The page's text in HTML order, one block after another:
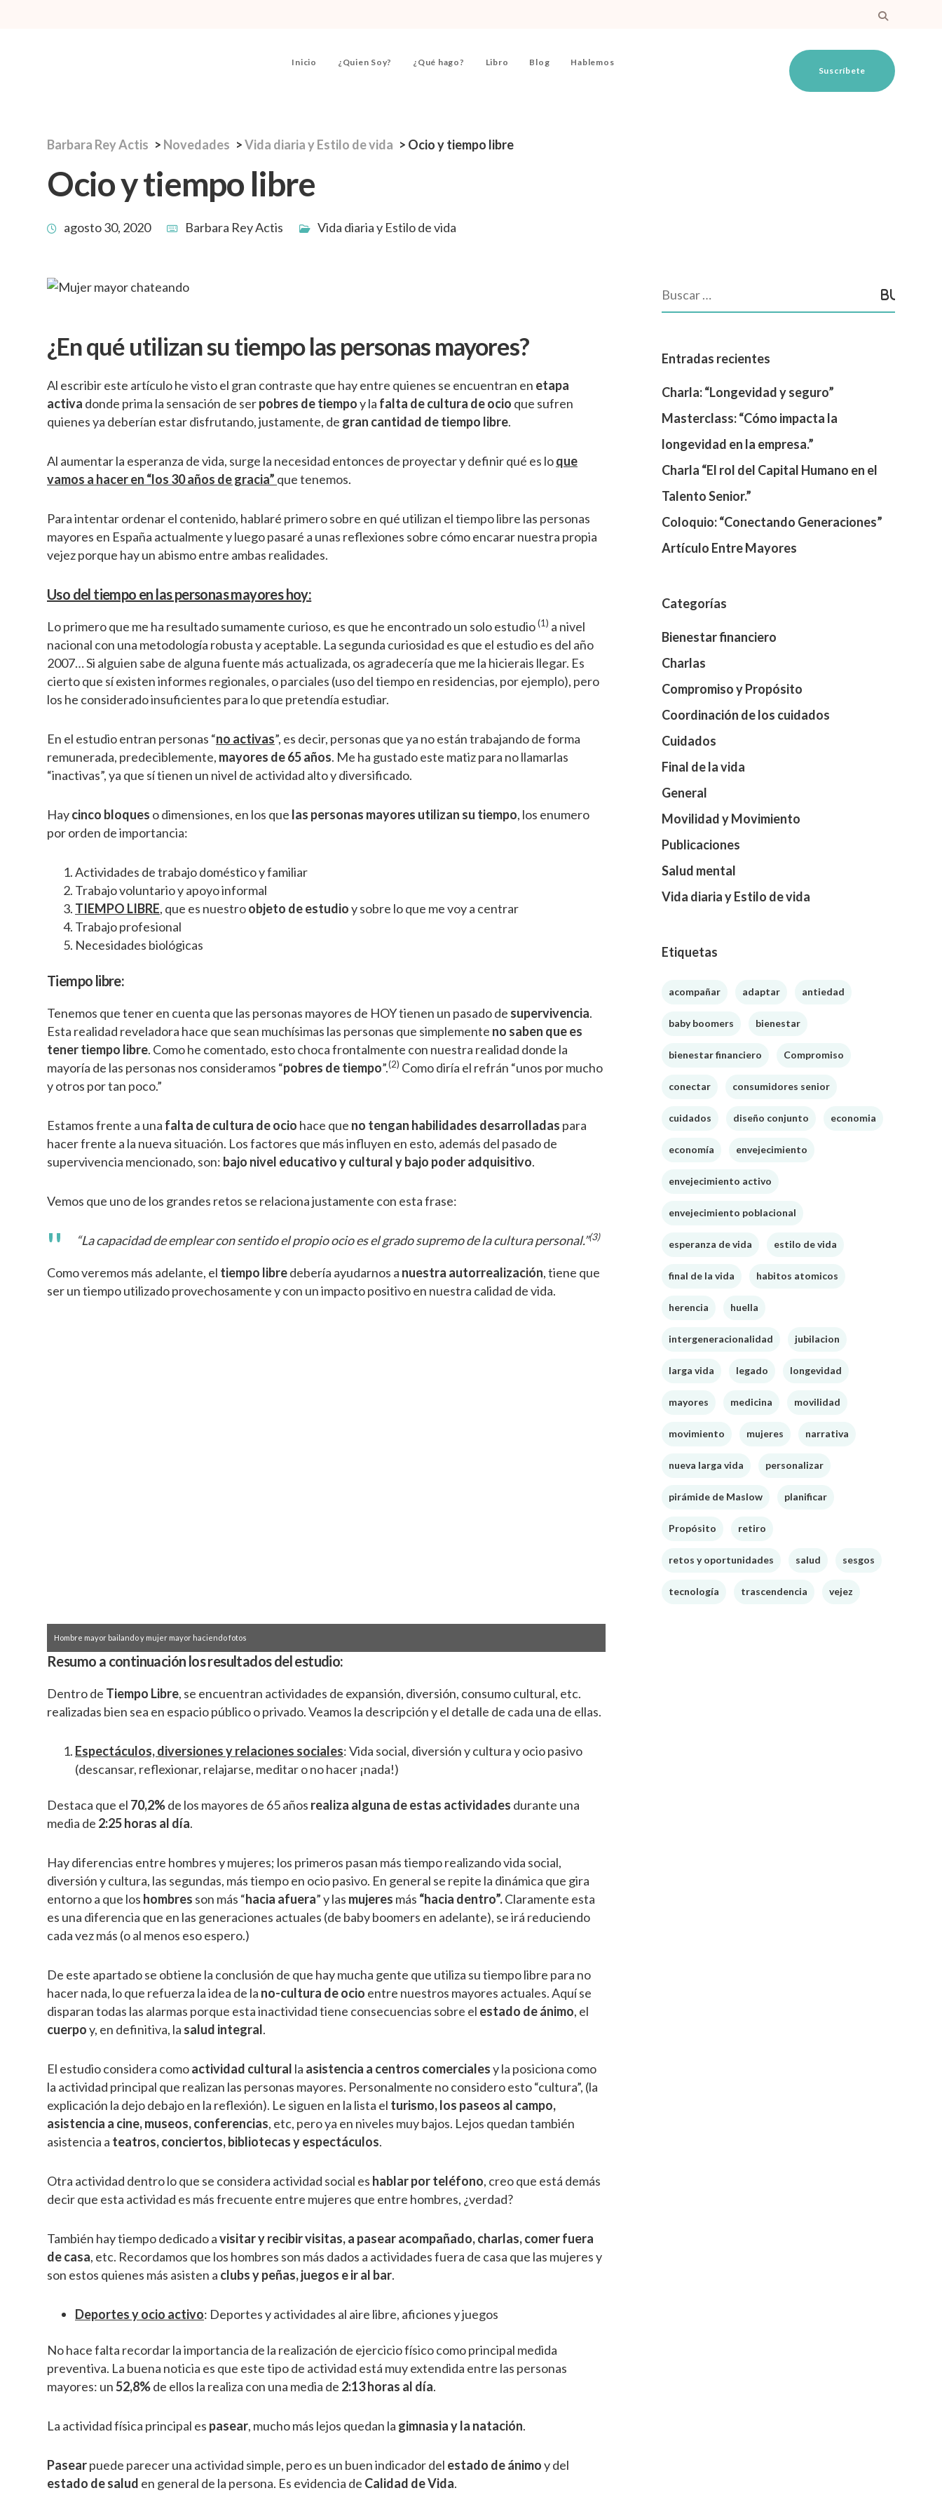
Inicio ¿Quien Soy? ¿Qué hago? Libro Blog
Hablemos
Suscríbete
Barbara Rey Actis > Novedades >Vida diaria y Estilo de vida > Ocio y tiempo libre
Ocio y tiempo libre
agosto 30, 2020 Barbara Rey Actis Vida diaria y Estilo de vida
¿En qué utilizan su tiempo las personas mayores?
Al escribir este artículo he visto el gran contraste que hay entre quienes se encuentran en etapa
activa donde prima la sensación de serpobres de tiempoy la falta de cultura de ocio que sufren
quienes ya deberían estar disfrutando, justamente, de gran cantidad de tiempo libre.
Al aumentar la esperanza de vida, surge la necesidad entonces de proyectar y definir qué es loque
vamos a hacer en “los 30 años de gracia” que tenemos.
Para intentar ordenar el contenido, hablaré primero sobre en qué utilizan el tiempo libre las personas
mayores en España actualmente y luego pasaré a unas reflexiones sobre cómo encarar nuestra propia
vejez porque hay un abismo entre ambas realidades.
Uso del tiempo en las personas mayores hoy:
Lo primero que me ha resultado sumamente curioso, es que he encontrado un solo estudio(1) a nivel
nacional con una metodología robusta y aceptable. La segunda curiosidad es que el estudio es del año
2007… Si alguien sabe de alguna fuente más actualizada, os agradecería que me la hicierais llegar. Es
cierto que sí existen informes regionales, o parciales (uso del tiempo en residencias, por ejemplo), pero
los he considerado insuficientes para lo que pretendía estudiar.
En el estudio entran personas “no activas”, es decir, personas que ya no están trabajando de forma
remunerada, predeciblemente, mayores de 65 años. Me ha gustado este matiz para no llamarlas
“inactivas”, ya que sí tienen un nivel de actividad alto y diversificado.
Haycinco bloques o dimensiones, en los que las personas mayores utilizan su tiempo, los enumero
por orden de importancia:
Actividades de trabajo doméstico y familiar
Trabajo voluntario y apoyo informal
TIEMPO LIBRE, que es nuestroobjeto de estudioy sobre lo que me voy a centrar
Trabajo profesional
Necesidades biológicas
Tiempo libre:
Tenemos que tener en cuenta que las personas mayores de HOY tienen un pasado de supervivencia.
Esta realidad reveladora hace que sean muchísimas las personas que simplemente no saben que es
tener tiempo libre. Como he comentado, esto choca frontalmente con nuestra realidad donde la
mayoría de las personas nos consideramos “pobres de tiempo”.(2) Como diría el refrán “unos por mucho
y otros por tan poco.”
Estamos frente a una falta de cultura de ocio hace que no tengan habilidades desarrolladas para
hacer frente a la nueva situación. Los factores que más influyen en esto, además del pasado de
supervivencia mencionado, son: bajo nivel educativo y cultural y bajo poder adquisitivo.
Vemos que uno de los grandes retos se relaciona justamente con esta frase:
“La capacidad de emplear con sentido el propio ocio es el grado supremo de la cultura personal.”(3)
Como veremos más adelante, el tiempo libredebería ayudarnos a nuestra autorrealización, tiene que
ser un tiempo utilizado provechosamente y con un impacto positivo en nuestra calidad de vida.
Hombre mayor bailando y mujer mayor haciendo fotos
Resumo a continuación los resultados del estudio:
Dentro de Tiempo Libre, se encuentran actividades de expansión, diversión, consumo cultural, etc.
realizadas bien sea en espacio público o privado. Veamos la descripción y el detalle de cada una de ellas.
Espectáculos, diversiones y relaciones sociales: Vida social, diversión y cultura y ocio pasivo
(descansar, reflexionar, relajarse, meditar o no hacer ¡nada!)
Destaca que el 70,2%de los mayores de 65 años realiza alguna de estas actividades durante una
media de 2:25 horas al día.
Hay diferencias entre hombres y mujeres; los primeros pasan más tiempo realizando vida social,
diversión y cultura, las segundas, más tiempo en ocio pasivo. En general se repite la dinámica que gira
entorno a que los hombres son más “hacia afuera” y las mujeres más “hacia dentro”.Claramente esta
es una diferencia que en las generaciones actuales (de baby boomers en adelante), se irá reduciendo
cada vez más (o al menos eso espero.)
De este apartado se obtiene la conclusión de que hay mucha gente que utiliza su tiempo libre para no
hacer nada, lo que refuerza la idea de la no-cultura de ocio entre nuestros mayores actuales. Aquí se
disparan todas las alarmas porque esta inactividad tiene consecuencias sobre el estado de ánimo, el
cuerpoy, en definitiva, la salud integral.
El estudio considera comoactividad cultural la asistencia a centros comercialesy la posiciona como
la actividad principal que realizan las personas mayores. Personalmente no considero esto “cultura”, (la
explicación la dejo debajo en la reflexión). Le siguen en la lista el turismo, los paseos al campo,
asistencia a cine, museos, conferencias, etc, pero ya en niveles muy bajos. Lejos quedan también
asistencia a teatros, conciertos, bibliotecas y espectáculos.
Otra actividad dentro lo que se considera actividad social es hablar por teléfono, creo que está demás
decir que esta actividad es más frecuente entre mujeres que entre hombres, ¿verdad?
También hay tiempo dedicado avisitar y recibir visitas, a pasear acompañado, charlas, comer fuera
de casa, etc. Recordamos que los hombres son más dados a actividades fuera de casa que las mujeres y
son estos quienes más asisten a clubs y peñas, juegos e ir al bar.
Deportes y ocio activo: Deportes y actividades al aire libre, aficiones y juegos
No hace falta recordar la importancia de la realización de ejercicio físico como principal medida
preventiva. La buena noticia es que este tipo de actividad está muy extendida entre las personas
mayores: un52,8%de ellos la realiza con una media de 2:13 horas al día.
La actividad física principal es pasear, mucho más lejos quedan la gimnasia y la natación.
Pasearpuede parecer una actividad simple, pero es un buen indicador del estado de ánimoy del
estado de salud en general de la persona. Es evidencia de Calidad de Vida.
Entradas recientes
Charla: “Longevidad y seguro”
Masterclass: “Cómo impacta la
longevidad en la empresa.”
Charla “El rol del Capital Humano en el
Talento Senior.”
Coloquio: “Conectando Generaciones”
Artículo Entre Mayores
Categorías
Bienestar financiero
Charlas
Compromiso y Propósito
Coordinación de los cuidados
Cuidados
Final de la vida
General
Movilidad y Movimiento
Publicaciones
Salud mental
Vida diaria y Estilo de vida
Etiquetas
acompañar adaptar antiedad
baby boomers bienestar
bienestar financiero Compromiso
conectar consumidores senior
cuidados diseño conjunto economia
economía envejecimiento
envejecimiento activo
envejecimiento poblacional
esperanza de vida estilo de vida
final de la vida habitos atomicos
herencia huella
intergeneracionalidad jubilacion
larga vida legado longevidad
mayores medicina movilidad
movimiento mujeres narrativa
nueva larga vida personalizar
pirámide de Maslow planificar
Propósito retiro
retos y oportunidades salud sesgos
tecnología trascendencia vejez